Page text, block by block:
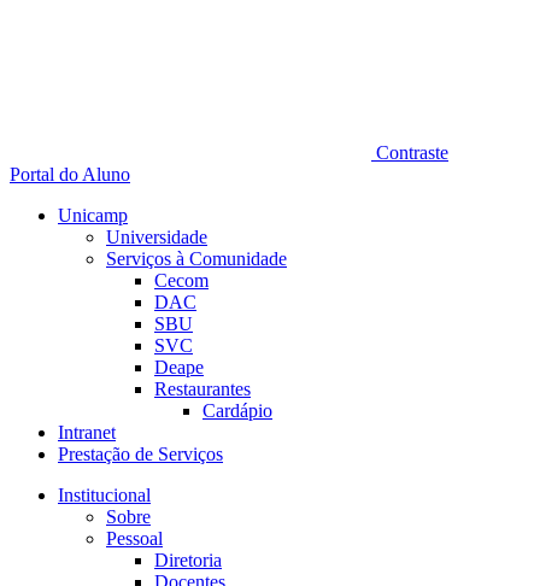
Contraste
Portal do Aluno
Unicamp
Universidade
Serviços à Comunidade
Cecom
DAC
SBU
SVC
Deape
Restaurantes
Cardápio
Intranet
Prestação de Serviços
Institucional
Sobre
Pessoal
Diretoria
Docentes